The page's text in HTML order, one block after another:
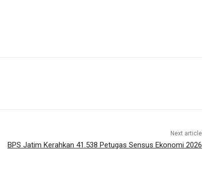
Next article
BPS Jatim Kerahkan 41.538 Petugas Sensus Ekonomi 2026